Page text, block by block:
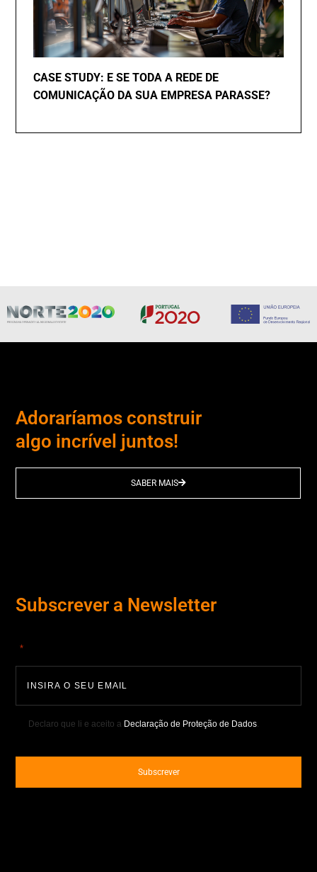
CASE STUDY: E SE TODA A REDE DE
COMUNICAÇÃO DA SUA EMPRESA PARASSE?
Adoraríamos construir
algo incrível juntos!
SABER MAIS
Subscrever a Newsletter
"*
Declaro que li e aceito a Declaração de Proteção de Dados.